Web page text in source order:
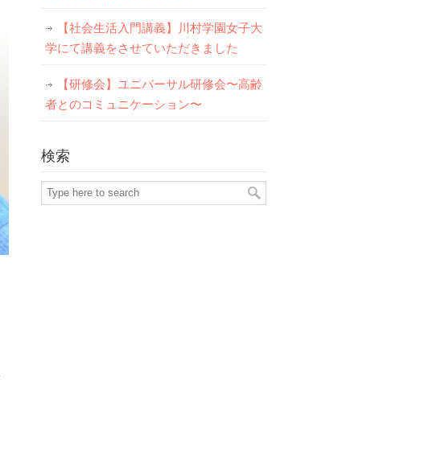
【社会生活入門講義】川村学園女子大
学にて講義をさせていただきました
【研修会】ユニバーサル研修会〜高齢
者とのコミュニケーション〜
検索